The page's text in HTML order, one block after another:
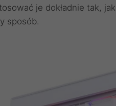
je dokładnie tak,
sposób.